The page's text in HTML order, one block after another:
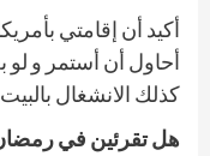
أكيد أن إقامتي
أحاول أن أستمر و لو
كذلك الانشغال
هل تقرئين في